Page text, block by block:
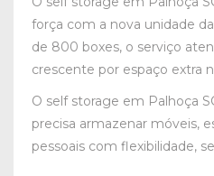
força com a nova unidade
de 800 boxes, o serviço
crescente por espaço extra
O self storage em Palhoça
precisa armazenar móveis,
pessoais com flexibilidade,